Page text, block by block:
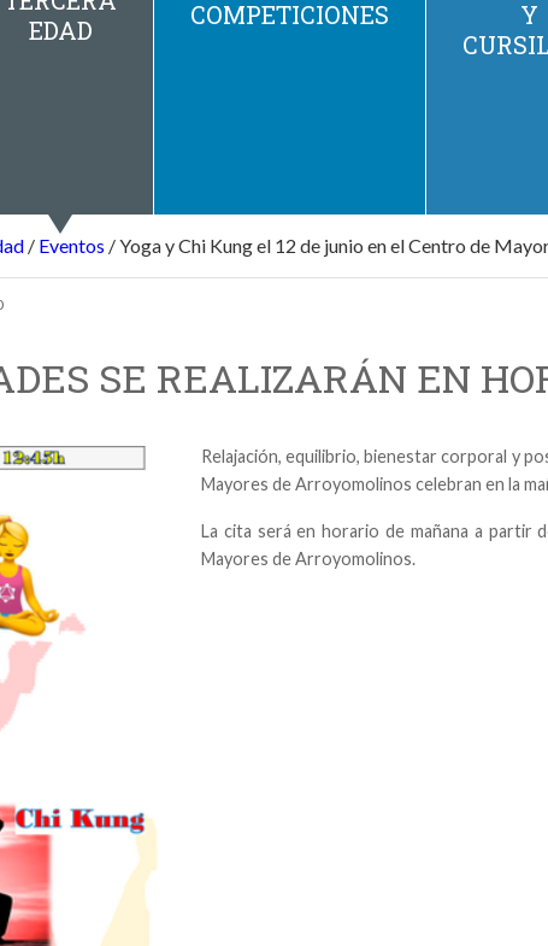
EDAD
COMPETICIONES
Y
/ Eventos /Yoga y Chi Kung el 12 de junio en el Centro de
SE REALIZARÁN EN
Relajación, equilibrio, bienestar corporal y
Mayores de Arroyomolinos celebran en la
La cita será en horario de mañana a partir
Mayores de Arroyomolinos.